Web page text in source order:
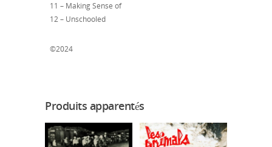
11 – Making Sense of
12 – Unschooled
©2024
Produits apparentés